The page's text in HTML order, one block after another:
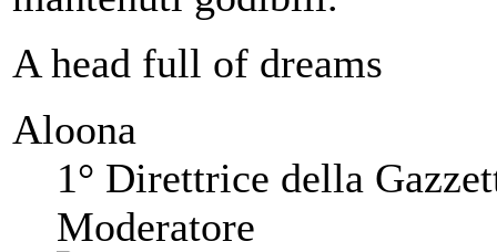
A head full of dreams
Aloona
1° Direttrice della
Moderatore